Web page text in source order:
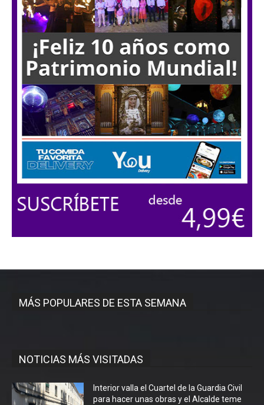
MÁS POPULARES DE ESTA SEMANA
NOTICIAS MÁS VISITADAS
Interior valla el Cuartel de la Guardia Civil
para hacer unas obras y el Alcalde teme